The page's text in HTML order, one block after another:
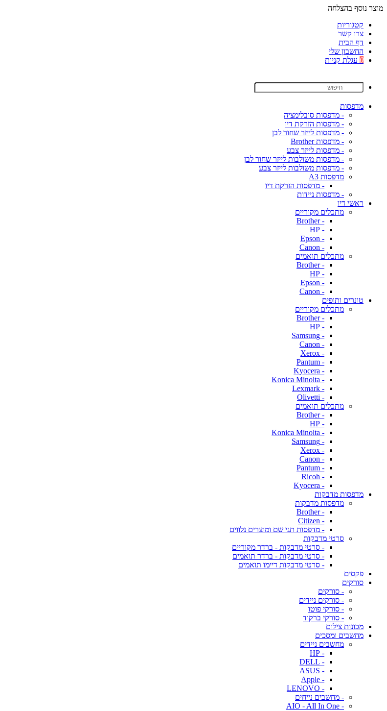
מוצר נוסף בהצלחה
קטגוריות
צרו קשר
דף הבית
החשבון שלי
0 עגלת קניות
מדפסות
- מדפסות סובלימציה
- מדפסות הזרקת דיו
- מדפסות לייזר שחור לבן
- מדפסות Brother
- מדפסות לייזר צבע
- מדפסות משולבות לייזר שחור לבן
- מדפסות משולבות לייזר צבע
מדפסות A3
- מדפסות הזרקת דיו
- מדפסות ניידות
ראשי דיו
מתכלים מקוריים
- Brother
- HP
- Epson
- Canon
מתכלים תואמים
- Brother
- HP
- Epson
- Canon
טונרים ותופים
מתכלים מקוריים
- Brother
- HP
- Samsung
- Canon
- Xerox
- Pantum
- Kyocera
- Konica Minolta
- Lexmark
- Olivetti
מתכלים תואמים
- Brother
- HP
- Konica Minolta
- Samsung
- Xerox
- Canon
- Pantum
- Ricoh
- Kyocera
מדפסות מדבקות
מדפסות מדבקות
- Brother
- Citizen
- מדפסות תגי שם ומוצרים נלווים
סרטי מדבקות
- סרטי מדבקות - ברדר מקוריים
- סרטי מדבקות - ברדר תואמים
- סרטי מדבקות דיימו תואמים
פקסים
סורקים
- סורקים
- סורקים ניידים
- סורקי פוטו
- סורקי ברקוד
מכונות צילום
מחשבים ומסכים
מחשבים ניידים
- HP
- DELL
- ASUS
- Apple
- LENOVO
- מחשבים נייחים
- AIO - All In One